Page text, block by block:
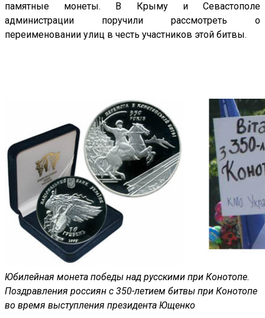
памятные монеты. В Крыму и Севастополе
администрации поручили рассмотреть о
переименовании улиц в честь участников этой битвы.
Юбилейная монета победы над русскими при Конотопе.
Поздравления россиян с 350-летием битвы при Конотопе
во время выступления президента Ющенко